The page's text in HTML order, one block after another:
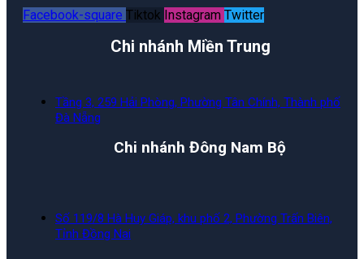
Facebook-square Tiktok Instagram Twitter
Chi nhánh Miền Trung
Tầng 3, 259 Hải Phòng, Phường Tân Chính, Thành phố
Đà Nẵng
Chi nhánh Đông Nam Bộ
Số 119/8 Hà Huy Giáp, khu phố 2, Phường Trấn Biên,
Tỉnh Đồng Nai